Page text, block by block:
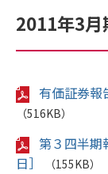
2011年3月
有価証券
（516KB）
第３四半期
日］
（155KB）